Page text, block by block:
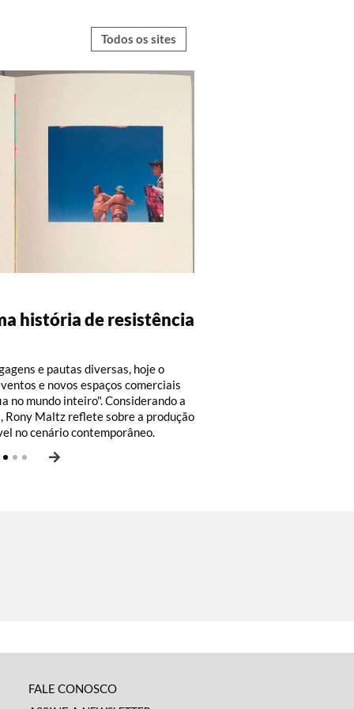
Todos os sites
história de resistência
e pautas diversas, hoje o
e novos espaços comerciais
no mundo inteiro". Considerando a
Rony Maltz reflete sobre a produção
no cenário contemporâneo.
100 anos de Moacir
com Luiz Fernando
FALE CONOSCO